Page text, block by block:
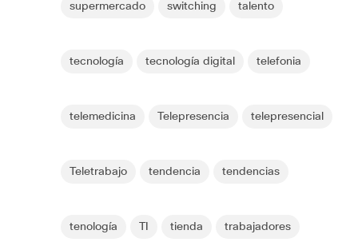
supermercado switching talento
tecnología tecnología digital telefonia
telemedicina Telepresencia telepresencial
Teletrabajo tendencia tendencias
tenología tienda trabajadores